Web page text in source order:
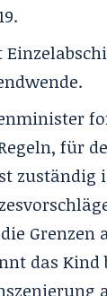
für
zuständig
Grenzen
das